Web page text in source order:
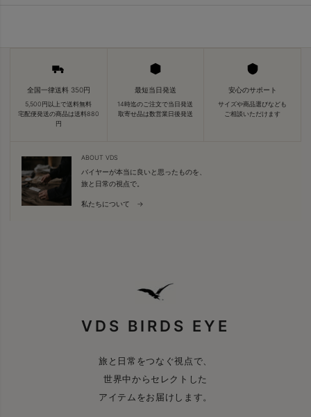
全国一律送料 350円
5,500円以上で送料無料
宅配便発送の商品は送料880
円
最短当日発送
14時迄のご注文で当日発送
取寄せ品は数営業日後発送
安心のサポート
サイズや商品選びなども
ご相談いただけます
ABOUT VDS
バイヤーが本当に良いと思ったものを、
旅と日常の視点で。
私たちについて →
VDS BIRDS EYE
旅と日常をつなぐ視点で、
世界中からセレクトした
アイテムをお届けします。